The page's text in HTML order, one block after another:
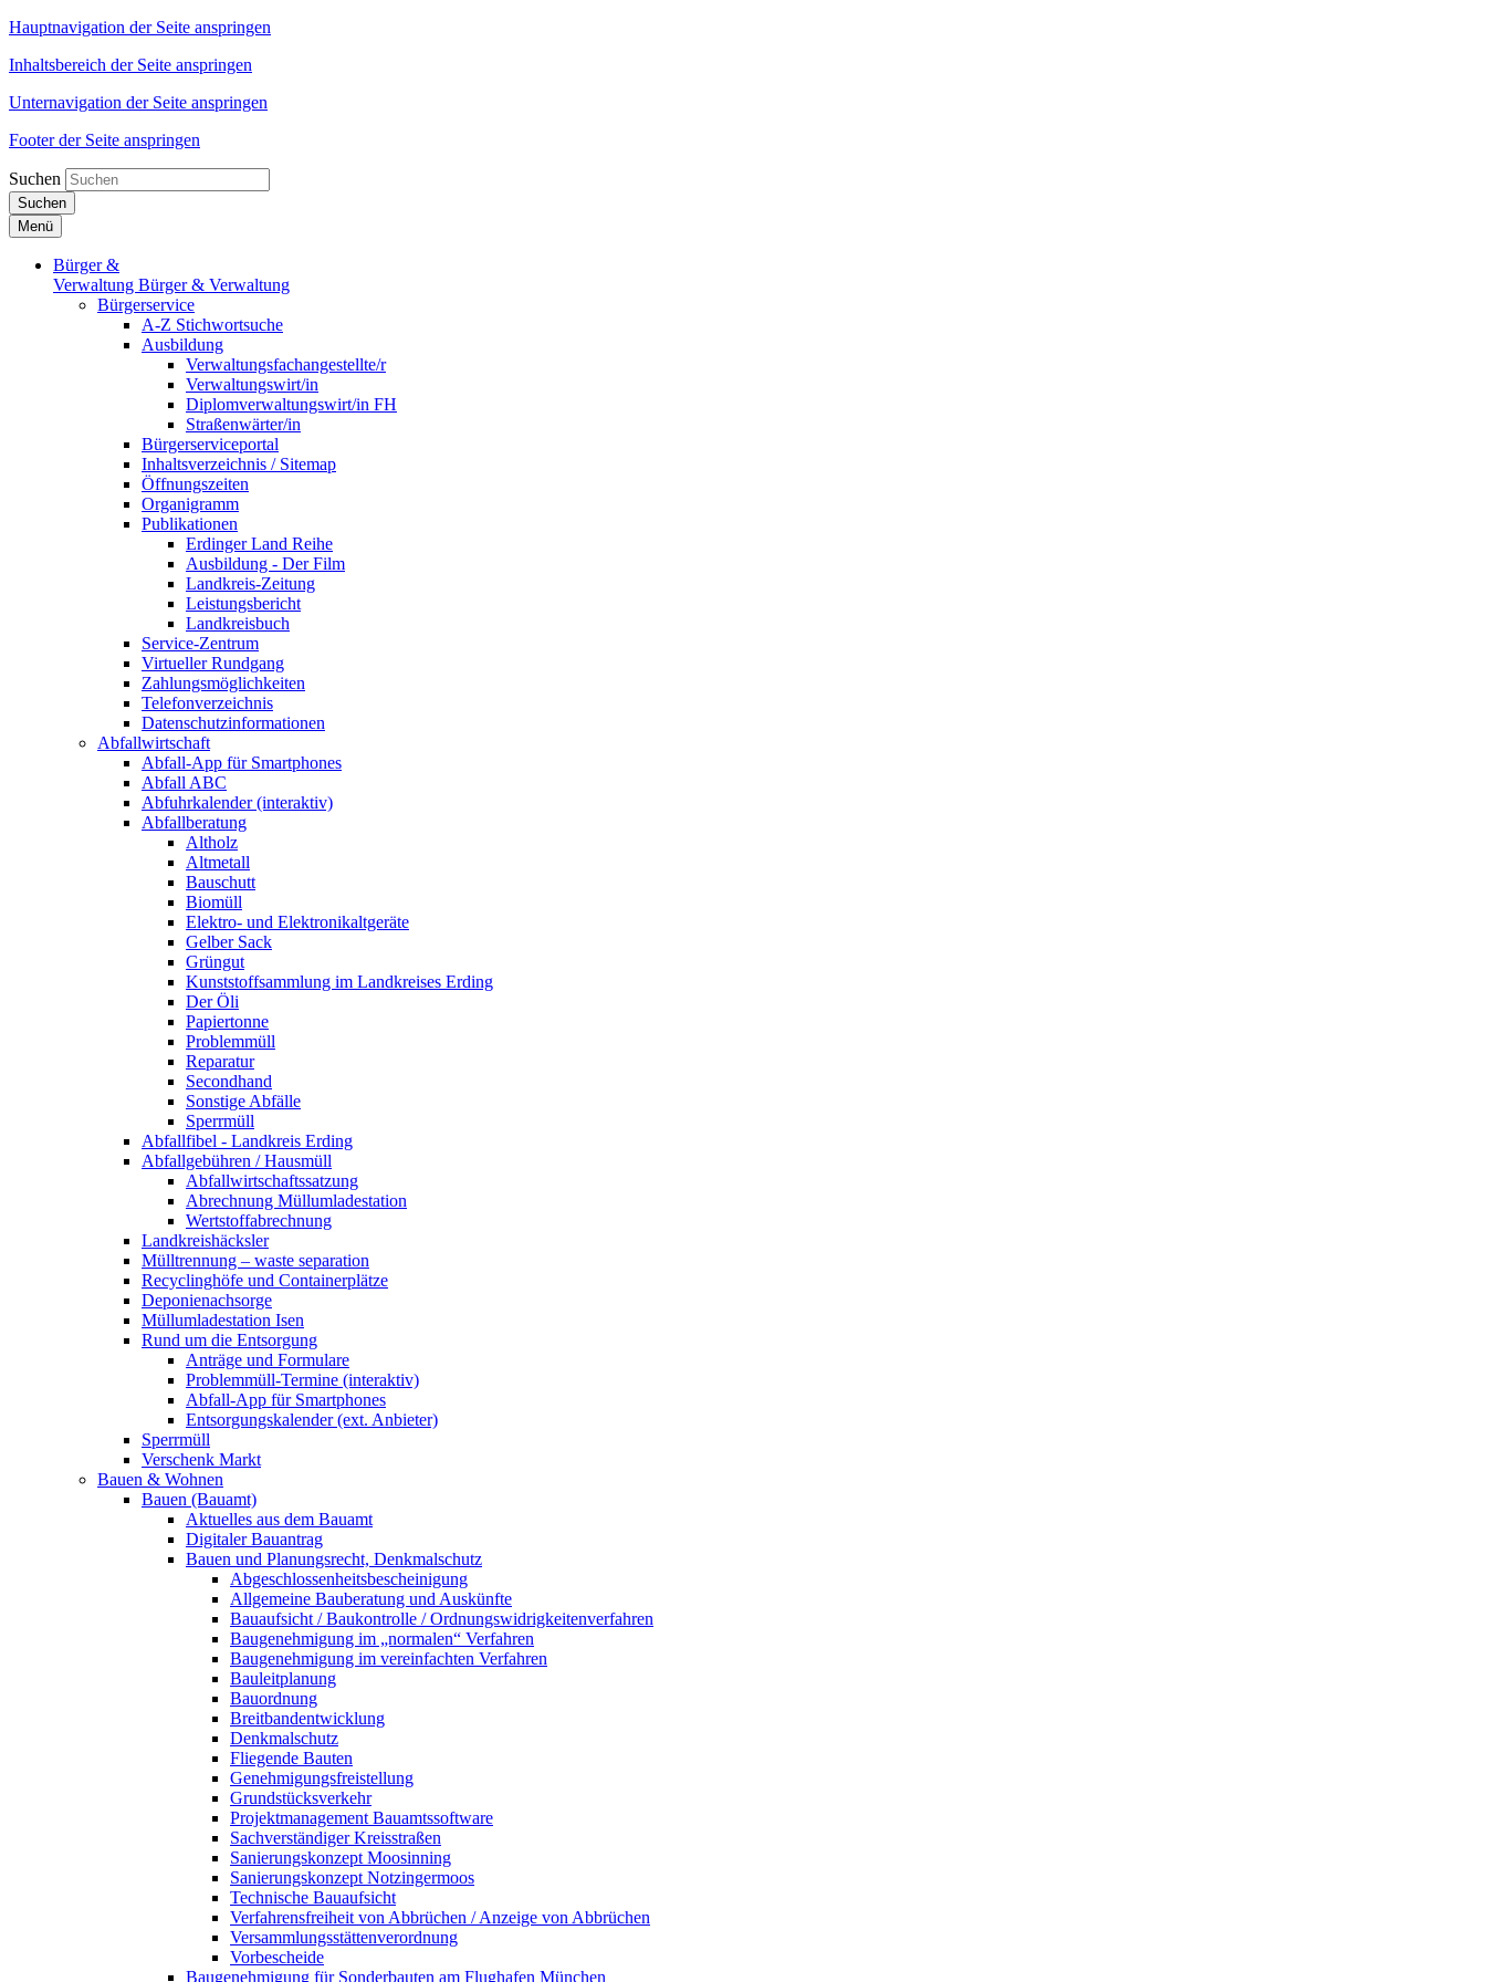
Hauptnavigation der Seite anspringen
Inhaltsbereich der Seite anspringen
Unternavigation der Seite anspringen
Footer der Seite anspringen
Suchen
Suchen
Menü
Bürger &
Verwaltung Bürger & Verwaltung
Bürgerservice
A-Z Stichwortsuche
Ausbildung
Verwaltungsfachangestellte/r
Verwaltungswirt/in
Diplomverwaltungswirt/in FH
Straßenwärter/in
Bürgerserviceportal
Inhaltsverzeichnis / Sitemap
Öffnungszeiten
Organigramm
Publikationen
Erdinger Land Reihe
Ausbildung - Der Film
Landkreis-Zeitung
Leistungsbericht
Landkreisbuch
Service-Zentrum
Virtueller Rundgang
Zahlungsmöglichkeiten
Telefonverzeichnis
Datenschutzinformationen
Abfallwirtschaft
Abfall-App für Smartphones
Abfall ABC
Abfuhrkalender (interaktiv)
Abfallberatung
Altholz
Altmetall
Bauschutt
Biomüll
Elektro- und Elektronikaltgeräte
Gelber Sack
Grüngut
Kunststoffsammlung im Landkreises Erding
Der Öli
Papiertonne
Problemmüll
Reparatur
Secondhand
Sonstige Abfälle
Sperrmüll
Abfallfibel - Landkreis Erding
Abfallgebühren / Hausmüll
Abfallwirtschaftssatzung
Abrechnung Müllumladestation
Wertstoffabrechnung
Landkreishäcksler
Mülltrennung – waste separation
Recyclinghöfe und Containerplätze
Deponienachsorge
Müllumladestation Isen
Rund um die Entsorgung
Anträge und Formulare
Problemmüll-Termine (interaktiv)
Abfall-App für Smartphones
Entsorgungskalender (ext. Anbieter)
Sperrmüll
Verschenk Markt
Bauen & Wohnen
Bauen (Bauamt)
Aktuelles aus dem Bauamt
Digitaler Bauantrag
Bauen und Planungsrecht, Denkmalschutz
Abgeschlossenheitsbescheinigung
Allgemeine Bauberatung und Auskünfte
Bauaufsicht / Baukontrolle / Ordnungswidrigkeitenverfahren
Baugenehmigung im „normalen“ Verfahren
Baugenehmigung im vereinfachten Verfahren
Bauleitplanung
Bauordnung
Breitbandentwicklung
Denkmalschutz
Fliegende Bauten
Genehmigungsfreistellung
Grundstücksverkehr
Projektmanagement Bauamtssoftware
Sachverständiger Kreisstraßen
Sanierungskonzept Moosinning
Sanierungskonzept Notzingermoos
Technische Bauaufsicht
Verfahrensfreiheit von Abbrüchen / Anzeige von Abbrüchen
Versammlungsstättenverordnung
Vorbescheide
Baugenehmigung für Sonderbauten am Flughafen München